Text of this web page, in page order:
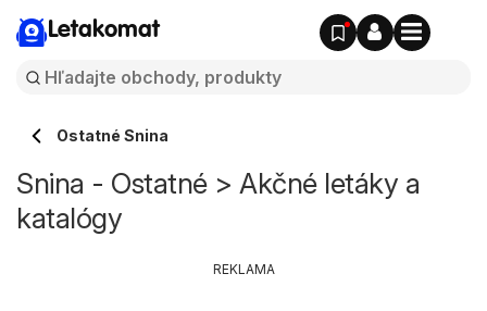
Letakomat
Ostatné Snina
Snina - Ostatné > Akčné letáky a
katalógy
REKLAMA